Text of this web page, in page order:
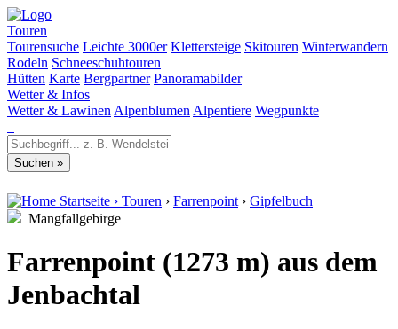
Touren
Tourensuche Leichte 3000er Klettersteige Skitouren Winterwandern
Rodeln Schneeschuhtouren
Hütten Karte Bergpartner Panoramabilder
Wetter & Infos
Wetter & Lawinen Alpenblumen Alpentiere Wegpunkte
Startseite › Touren › Farrenpoint › Gipfelbuch
Mangfallgebirge
Farrenpoint (1273 m) aus dem
Jenbachtal